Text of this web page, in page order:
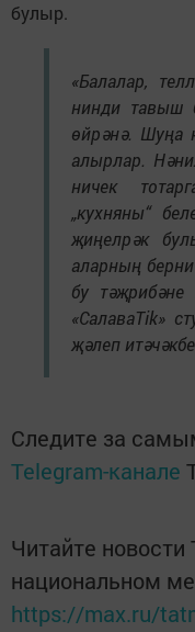
булыр.
«Балалар,
нинди тавыш
өйрәнә. Шуңа
алырлар.
ничек
„кухняны“
җиңелрәк
аларның
бу тәҗрибәне
«СалаваTik»
җәлеп
Следите за
Telegram-канале
Читайте новости
национальном
https://max.ru/